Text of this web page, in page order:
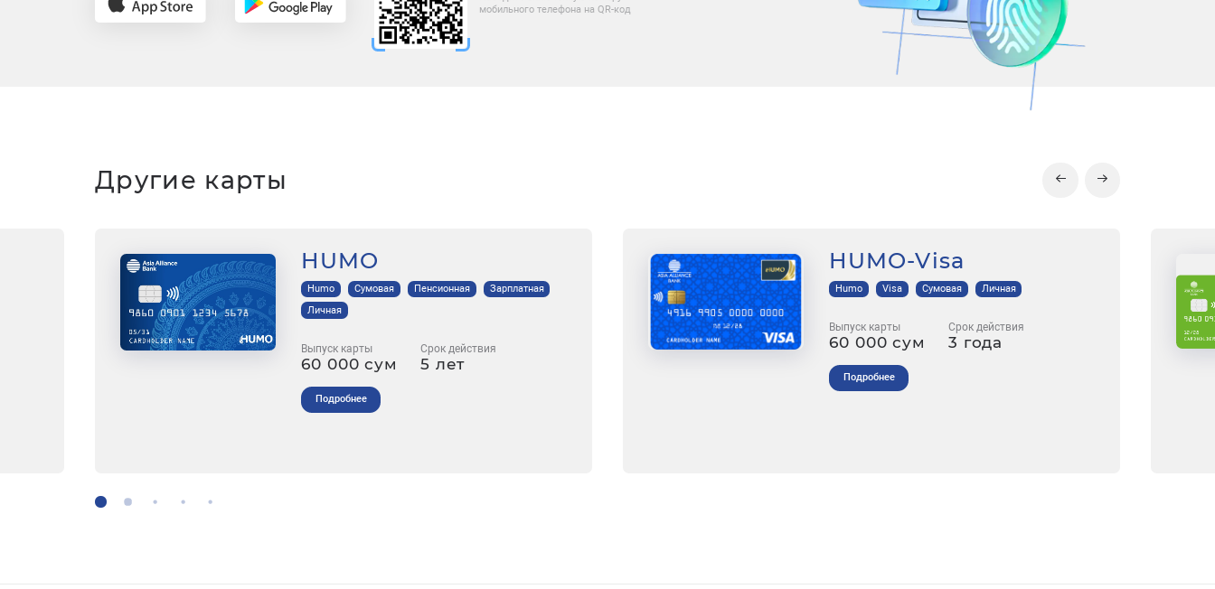
мобильного телефона на QR-код
Другие карты
HUMO
Humo Сумовая Пенсионная
Зарплатная
Личная
Выпуск карты
60 000 сум
Срок действия
5 лет
Подробнее
HUMO-Visa
Humo Visa Сумовая Личная
Выпуск карты
60 000 сум
Срок действия
3 года
Подробнее